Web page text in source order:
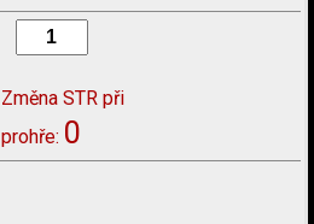
Změna STR při
prohře: 0